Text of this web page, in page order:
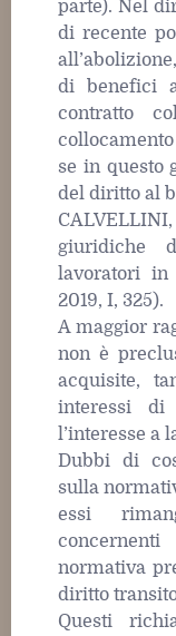
parte). Nel
di recente
di benefici
contratto
se in questo
del diritto al
giuridiche
lavoratori
2019, I, 325).
A maggior
non è
acquisite,
interessi di
l’interesse a
Dubbi di
sulla
essi
normativa
diritto
Questi